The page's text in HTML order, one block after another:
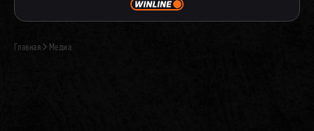
Главная Медиа